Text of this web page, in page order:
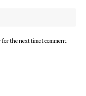
for the next time I comment.